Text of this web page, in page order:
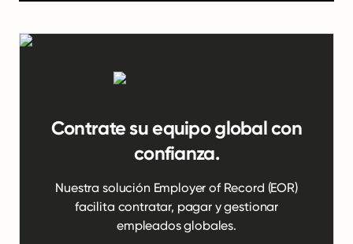
Contrate su equipo global con
confianza.
Nuestra solución Employer of Record (EOR)
facilita contratar, pagar y gestionar
empleados globales.